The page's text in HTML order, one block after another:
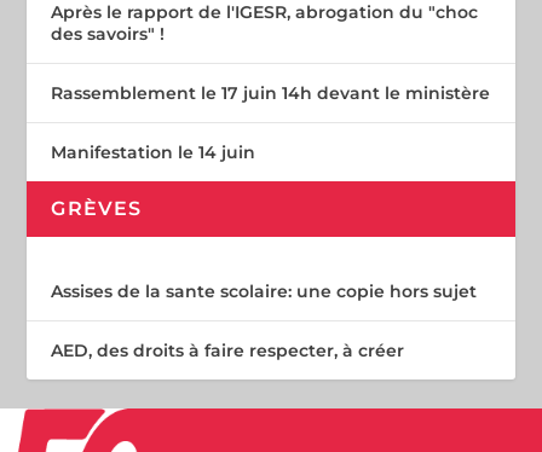
Après le rapport de l'IGESR, abrogation du "choc
des savoirs" !
Rassemblement le 17 juin 14h devant le ministère
Manifestation le 14 juin
GRÈVES
Assises de la sante scolaire: une copie hors sujet
AED, des droits à faire respecter, à créer